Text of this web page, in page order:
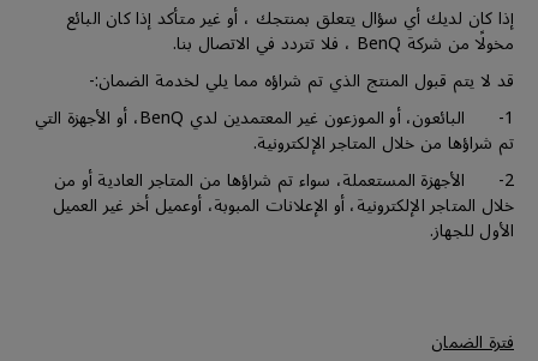
إذا كان لديك أي سؤال يتعلق بمنتجك ، أو غير متأكد إذا كان البائع
مخولًا من شركة BenQ ، فلا تتردد في الاتصال بنا.
قد لا يتم قبول المنتج الذي تم شراؤه مما يلي لخدمة الضمان:-
1- البائعون، أو الموزعون غير المعتمدين لدي BenQ، أو الأجهزة التي
تم شراؤها من خلال المتاجر الإلكترونية.
2- الأجهزة المستعملة، سواء تم شراؤها من المتاجر العادية أو من
خلال المتاجر الإلكترونية، أو الإعلانات المبوبة، أوعميل أخر غير العميل
الأول للجهاز.
فترة الضمان